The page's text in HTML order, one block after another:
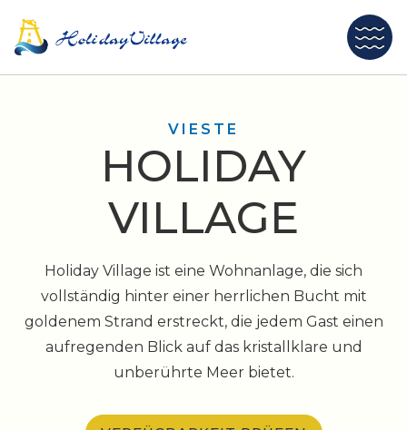
VIESTE
HOLIDAY
VILLAGE
Holiday Village ist eine Wohnanlage, die sich
vollständig hinter einer herrlichen Bucht mit
goldenem Strand erstreckt, die jedem Gast einen
aufregenden Blick auf das kristallklare und
unberührte Meer bietet.